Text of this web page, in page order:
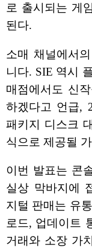
로 출시되는 게
된다.
소매 채널에서
니다. SIE 역시
매점에서도 신
하겠다고 언급,
패키지 디스크
식으로 제공될
이번 발표는 콘
실상 막바지에
지털 판매는 유
로드, 업데이트
거래와 소장 가